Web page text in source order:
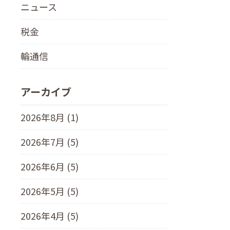
ニュース
税金
輪通信
アーカイブ
2026年8月 (1)
2026年7月 (5)
2026年6月 (5)
2026年5月 (5)
2026年4月 (5)